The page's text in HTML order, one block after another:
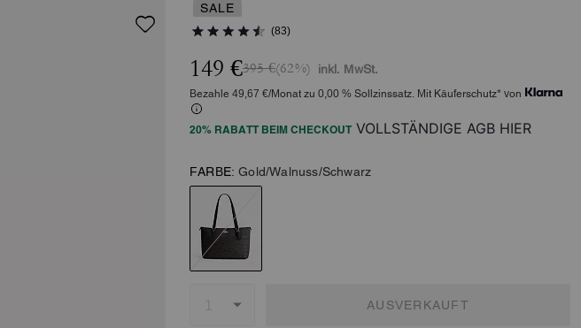
SALE
(83)
149 €395 €(62%) inkl. MwSt.
Bezahle 49,67 €/Monat zu 0,00 % Sollzinssatz. Mit Käuferschutz* von
20% RABATT BEIM CHECKOUT VOLLSTÄNDIGE AGB HIER
FARBE: Gold/Walnuss/Schwarz
AUSVERKAUFT